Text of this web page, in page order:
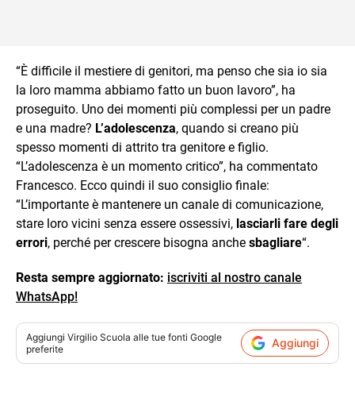
“È difficile il mestiere di genitori, ma penso che sia io sia
la loro mamma abbiamo fatto un buon lavoro”, ha
proseguito. Uno dei momenti più complessi per un padre
e una madre? L’adolescenza, quando si creano più
spesso momenti di attrito tra genitore e figlio.
“L’adolescenza è un momento critico”, ha commentato
Francesco. Ecco quindi il suo consiglio finale:
“L’importante è mantenere un canale di comunicazione,
stare loro vicini senza essere ossessivi, lasciarli fare degli
errori, perché per crescere bisogna anche sbagliare“.
Resta sempre aggiornato: iscriviti al nostro canale
WhatsApp!
Aggiungi Virgilio Scuola alle tue fonti Google
preferite
Aggiungi